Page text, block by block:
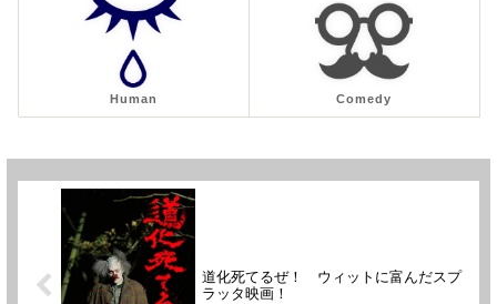
Human Comedy
道化死てるぜ！ ウィットに富んだスプ
ラッタ映画！